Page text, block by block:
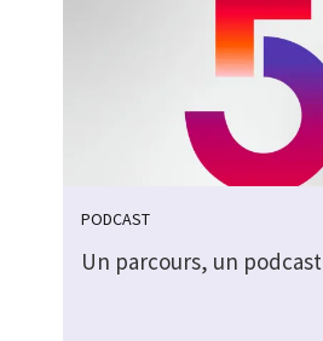
PODCAST
Un parcours, un podcast